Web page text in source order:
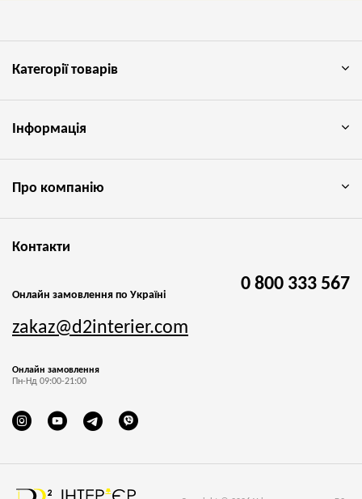
Категорії товарів
Інформація
Про компанію
Контакти
Онлайн замовлення по Україні
0 800 333 567
zakaz@d2interier.com
Онлайн замовлення
Пн-Нд 09:00-21:00